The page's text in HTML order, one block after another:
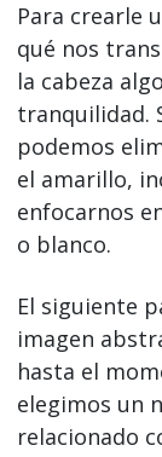
Para crearle
qué nos
la cabeza
tranquilidad.
podemos
el amarillo,
enfocarnos
o blanco.
El siguiente
imagen
hasta el
elegimos un
relacionado